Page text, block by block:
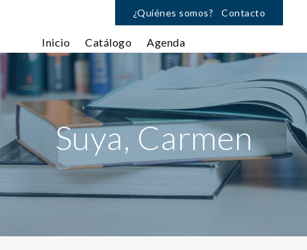
¿Quiénes somos? Contacto
Inicio Catálogo Agenda
Suya, Carmen